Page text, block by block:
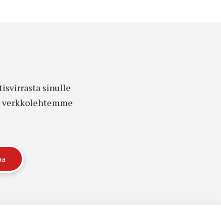
sinulle